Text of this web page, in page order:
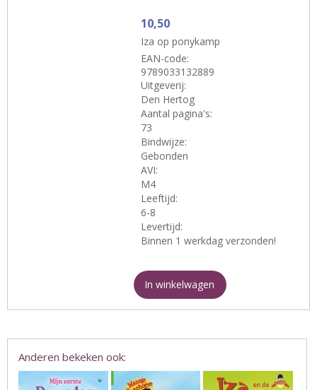
10,50
Iza op ponykamp
EAN-code:
9789033132889
Uitgeverij:
Den Hertog
Aantal pagina's:
73
Bindwijze:
Gebonden
AVI:
M4
Leeftijd:
6-8
Levertijd:
Binnen 1 werkdag verzonden!
In winkelwagen
Anderen bekeken ook: